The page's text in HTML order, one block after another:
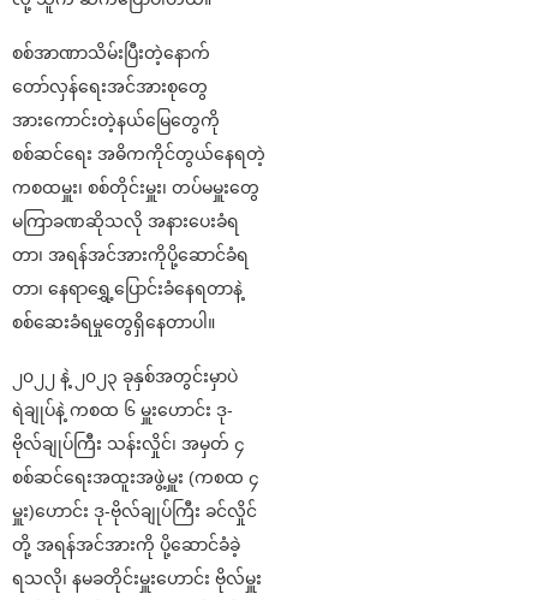
စစ်အာဏာသိမ်းပြီးတဲ့နောက်
တော်လှန်ရေးအင်အားစုတွေ
အားကောင်းတဲ့နယ်မြေတွေကို
စစ်ဆင်ရေး အဓိကကိုင်တွယ်နေရတဲ့
ကစထမှူး၊ စစ်တိုင်းမှူး၊ တပ်မမှူးတွေ
မကြာခဏဆိုသလို အနားပေးခံရ
တာ၊ အရန်အင်အားကိုပို့ဆောင်ခံရ
တာ၊ နေရာရွှေ့ပြောင်းခံနေရတာနဲ့
စစ်ဆေးခံရမှုတွေရှိနေတာပါ။
၂၀၂၂ နဲ့ ၂၀၂၃ ခုနှစ်အတွင်းမှာပဲ
ရဲချုပ်နဲ့ ကစထ ၆ မှူးဟောင်း ဒု-
ဗိုလ်ချုပ်ကြီး သန်းလှိုင်၊ အမှတ် ၄
စစ်ဆင်ရေးအထူးအဖွဲ့မှူး (ကစထ ၄
မှူး)ဟောင်း ဒု-ဗိုလ်ချုပ်ကြီး ခင်လှိုင်
တို့ အရန်အင်အားကို ပို့ဆောင်ခံခဲ့
ရသလို၊ နမခတိုင်းမှူးဟောင်း ဗိုလ်မှူး